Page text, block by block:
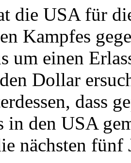
die USA für
Kampfes
um einen
Dollar
dass
in den USA
nächsten fünf